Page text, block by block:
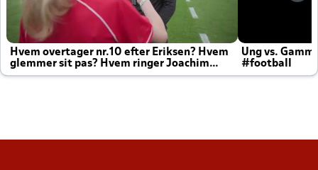
Hvem overtager nr.10 efter Eriksen? Hvem
glemmer sit pas? Hvem ringer Joachim
altid til efter kampe?
Ung vs.
#football